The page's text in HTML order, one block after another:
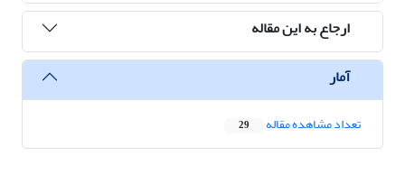
ارجاع به این مقاله
آمار
تعداد مشاهده مقاله 29